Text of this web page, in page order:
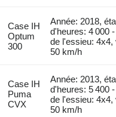
Case IH
Optum
300
Année: 2018,
d'heures: 4 000
de l'essieu: 4x4,
50 km/h
Case IH
Puma
CVX
Année: 2013,
d'heures: 5 400
de l'essieu: 4x4,
50 km/h